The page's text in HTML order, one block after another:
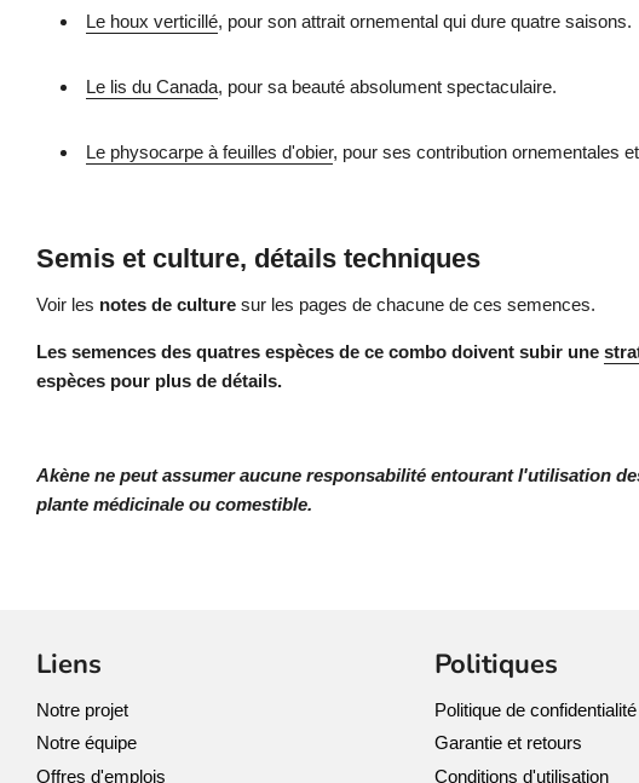
Le houx verticillé, pour son attrait ornemental qui dure quatre saisons.
Le lis du Canada, pour sa beauté absolument spectaculaire.
Le physocarpe à feuilles d'obier, pour ses contribution ornementales
Semis et culture, détails techniques
Voir les notes de culture sur les pages de chacune de ces semences.
Les semences des quatres espèces de ce combo doivent subir une
espèces pour plus de détails.
Akène ne peut assumer aucune responsabilité entourant l'utilisation
plante médicinale ou comestible.
Liens
Notre projet
Notre équipe
Offres d'emplois
Politiques
Politique de confidentialité
Garantie et retours
Conditions d'utilisation